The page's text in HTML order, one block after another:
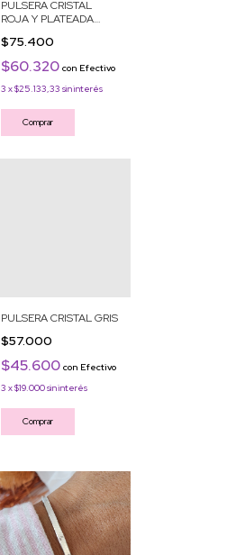
PULSERA CRISTAL
ROJA Y PLATEADA
$75.400
$60.320 con Efectivo
3 x$25.133,33 sin interés
Comprar
PULSERA CRISTAL GRIS
$57.000
$45.600 con Efectivo
3 x$19.000sin interés
Comprar